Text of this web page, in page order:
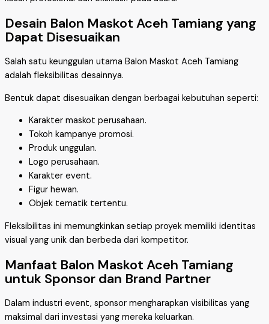
Desain Balon Maskot Aceh Tamiang yang
Dapat Disesuaikan
Salah satu keunggulan utama Balon Maskot Aceh Tamiang
adalah fleksibilitas desainnya.
Bentuk dapat disesuaikan dengan berbagai kebutuhan seperti:
Karakter maskot perusahaan.
Tokoh kampanye promosi.
Produk unggulan.
Logo perusahaan.
Karakter event.
Figur hewan.
Objek tematik tertentu.
Fleksibilitas ini memungkinkan setiap proyek memiliki identitas
visual yang unik dan berbeda dari kompetitor.
Manfaat Balon Maskot Aceh Tamiang
untuk Sponsor dan Brand Partner
Dalam industri event, sponsor mengharapkan visibilitas yang
maksimal dari investasi yang mereka keluarkan.